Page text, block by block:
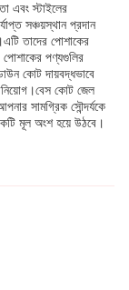
এবং স্টাইলের
সঞ্চয়স্থান প্রদান
তাদের পোশাকের
পণ্যগুলির
কোট দায়বদ্ধভাবে
কোট জেল
সামগ্রিক সৌন্দর্যকে
মূল অংশ হয়ে উঠবে।